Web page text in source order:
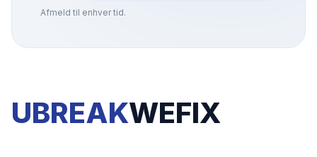
Afmeld til enhver tid.
UBREAKWEFIX